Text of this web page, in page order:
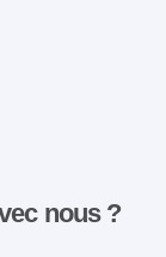
nous ?